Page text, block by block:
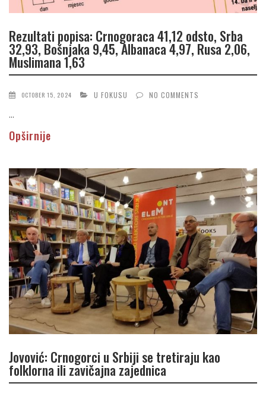
Rezultati popisa: Crnogoraca 41,12 odsto, Srba
32,93, Bošnjaka 9,45, Albanaca 4,97, Rusa 2,06,
Muslimana 1,63
OCTOBER 15, 2024 U FOKUSU NO COMMENTS
...
Opširnije
Jovović: Crnogorci u Srbiji se tretiraju kao
folklorna ili zavičajna zajednica